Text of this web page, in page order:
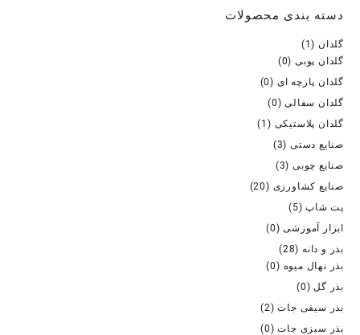
دسته بندی محصولات
گلدان (1)
گلدان پوبی (0)
گلدان پارچه ای (0)
گلدان سفالی (0)
گلدان پلاستیکی (1)
صنایع دستی (3)
صنایع چوبی (3)
صنایع کشاورزی (20)
پت شاپ (5)
ابزار آموزشی (0)
بذر و دانه (28)
بذر نهال میوه (0)
بذر گل (0)
بذر سیفی جات (2)
بذر سبزی جات (0)